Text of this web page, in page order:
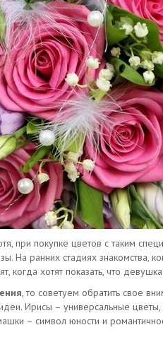
при покупке цветов с таким
На ранних стадиях знакомства,
хотят показать, что
, то советуем обратить свое
Ирисы – универсальные
– символ юности и